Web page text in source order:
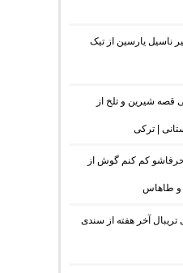
ناسیل یارسین از تیک
قصه شیرین و تلخ از
| ترکی
حرفاشو کم کنم گوش از
و طاهاس
تریبال آخر هفته از سندی